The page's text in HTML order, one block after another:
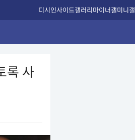
디시인사이드갤러리마이너갤미니갤
록 사